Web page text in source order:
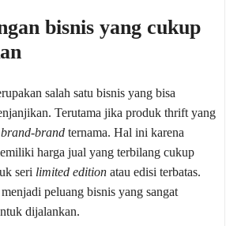
bisnis yang cukup
salah satu bisnis yang bisa
Terutama jika produk thrift yang
brand-brand ternama. Hal ini karena
harga jual yang terbilang cukup
seri limited edition atau edisi terbatas.
peluang bisnis yang sangat
dijalankan.